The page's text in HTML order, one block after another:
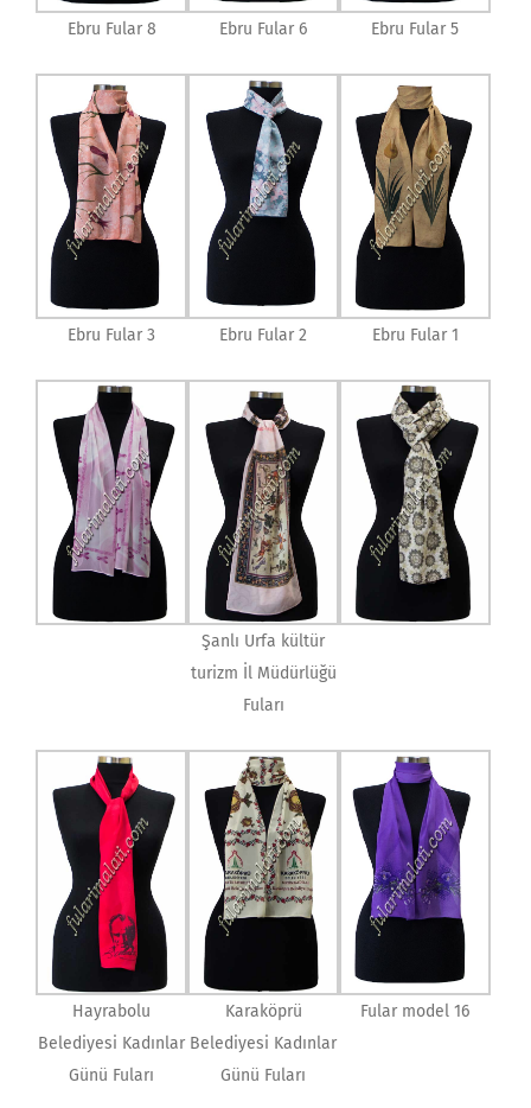
Ebru Fular 8 Ebru Fular 6 Ebru Fular 5
Ebru Fular 3 Ebru Fular 2 Ebru Fular 1
Şanlı Urfa kültür
turizm İl Müdürlüğü
Fuları
Hayrabolu
Belediyesi Kadınlar
Günü Fuları
Karaköprü
Belediyesi Kadınlar
Günü Fuları
Fular model 16